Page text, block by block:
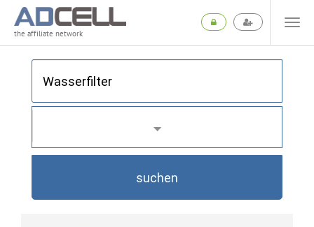
the affiliate network
suchen